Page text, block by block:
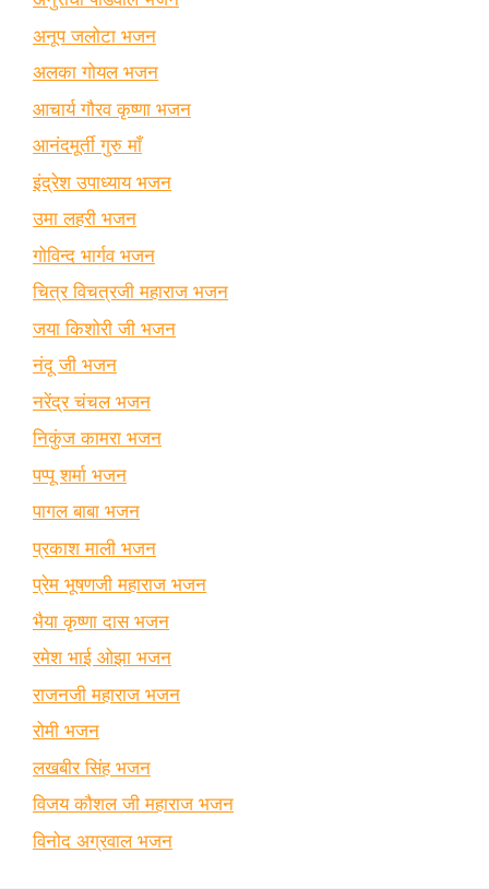
अनूप जलोटा भजन
अलका गोयल भजन
आचार्य गौरव कृष्णा भजन
आनंदमूर्ती गुरु माँ
इंद्रेश उपाध्याय भजन
उमा लहरी भजन
गोविन्द भार्गव भजन
चित्र विचत्रजी महाराज भजन
जया किशोरी जी भजन
नंदू जी भजन
नरेंद्र चंचल भजन
निकुंज कामरा भजन
पप्पू शर्मा भजन
पागल बाबा भजन
प्रकाश माली भजन
प्रेम भूषणजी महाराज भजन
भैया कृष्णा दास भजन
रमेश भाई ओझा भजन
राजनजी महाराज भजन
रोमी भजन
लखबीर सिंह भजन
विजय कौशल जी महाराज भजन
विनोद अग्रवाल भजन